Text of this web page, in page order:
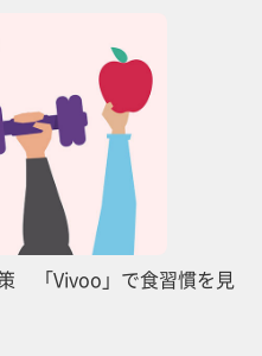
「Vivoo」で食習慣を見